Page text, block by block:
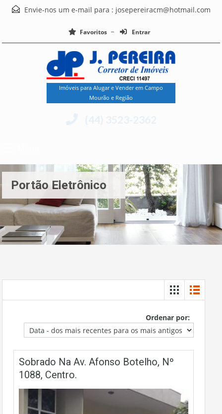
Envie-nos um e-mail para : josepereiracm@hotmail.com
Favoritos Entrar
Imóveis para Alugar e Vender em Campo
Mourão e Região
Portão Eletrônico
Ordenar por:
Sobrado Na Av. Afonso Botelho, Nº
1088, Centro.